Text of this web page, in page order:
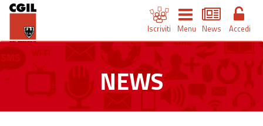
Iscriviti Menu News Accedi
NEWS